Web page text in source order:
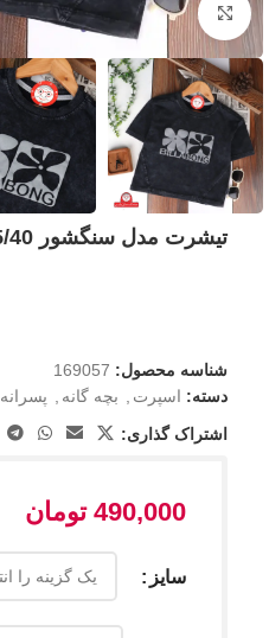
بزرگنمایی تصویر
تیشرت مدل سنگشور 35/40
شناسه محصول: 169057
دسته: اسپرت بچه گانه پسرانه
اشتراک گذاری:
490,000 تومان
سایز